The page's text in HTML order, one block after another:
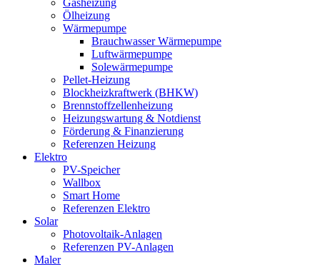
Gasheizung
Ölheizung
Wärmepumpe
Brauchwasser Wärmepumpe
Luftwärmepumpe
Solewärmepumpe
Pellet-Heizung
Blockheizkraftwerk (BHKW)
Brennstoffzellenheizung
Heizungswartung & Notdienst
Förderung & Finanzierung
Referenzen Heizung
Elektro
PV-Speicher
Wallbox
Smart Home
Referenzen Elektro
Solar
Photovoltaik-Anlagen
Referenzen PV-Anlagen
Maler